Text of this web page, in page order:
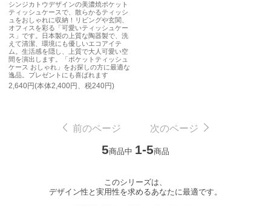
シンジカトウデザインの美濃焼ポケット
ティッシュケースで、散らかるティッシ
ュをおしゃれに収納！リビングや玄関、
オフィスを彩る「可愛いティッシュケー
ス」です。日本製の上質な陶器製で、洗
えて清潔、環境にも優しいエコアイテ
ム。生活感を隠し、上質で大人可愛い空
間を演出します。「ポケットティッシュ
ケース おしゃれ」をお探しの方に最適な
逸品。プレゼントにも喜ばれます
2,640円(本体2,400円、税240円)
前のページ 次のページ
5商品中 1-5商品
このシリーズは、
デザイン性と実用性を求めるあなたに最適です。